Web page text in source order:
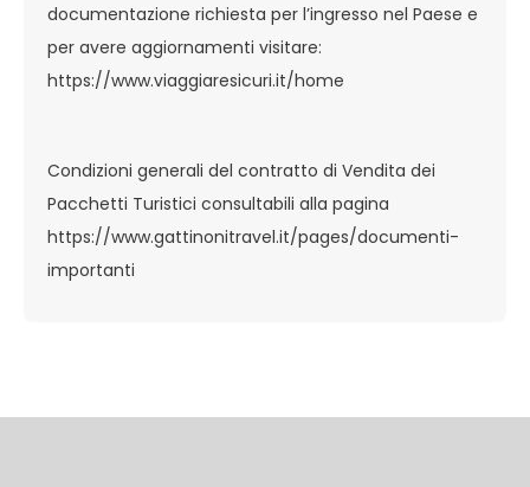
documentazione richiesta per l’ingresso nel Paese e
per avere aggiornamenti visitare:
https://www.viaggiaresicuri.it/home
Condizioni generali del contratto di Vendita dei
Pacchetti Turistici consultabili alla pagina
https://www.gattinonitravel.it/pages/documenti-
importanti